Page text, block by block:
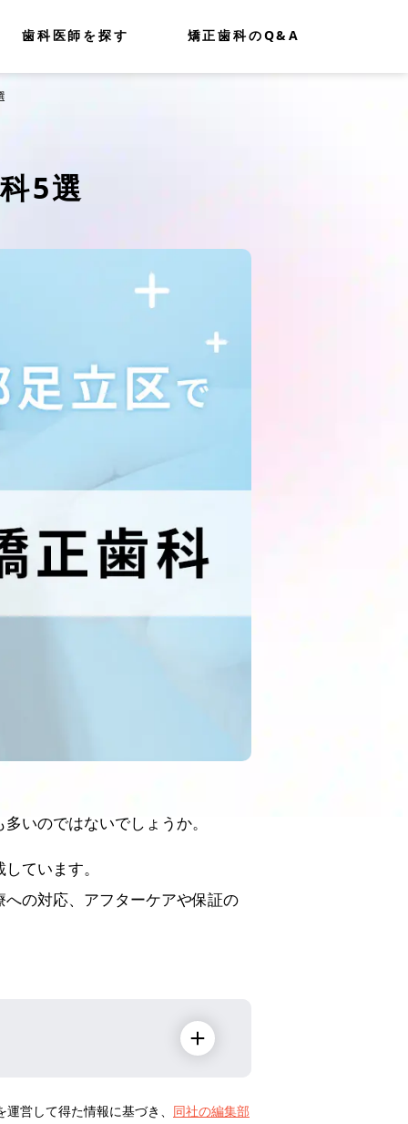
歯科医師を探す 矯正歯科のQ&A
5選
いのではないでしょうか。
ています。
の対応、アフターケアや保証の
営して得た情報に基づき、 同社の編集部